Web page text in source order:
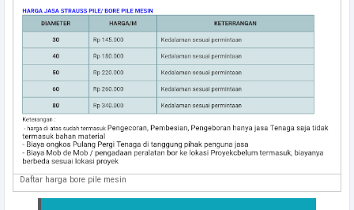
Daftar harga bore pile mesin